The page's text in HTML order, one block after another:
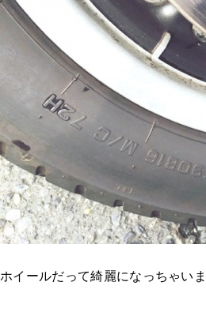
ホイールだって綺麗になっちゃい